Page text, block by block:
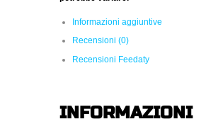
Informazioni aggiuntive
Recensioni (0)
Recensioni Feedaty
INFORMAZIONI